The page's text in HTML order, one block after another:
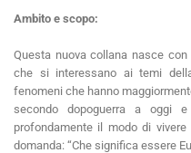
Ambito e scopo:
Questa nuova collana nasce
che si interessano ai temi
fenomeni che hanno
secondo dopoguerra a oggi
profondamente il modo di
domanda: ‘‘Che significa essere